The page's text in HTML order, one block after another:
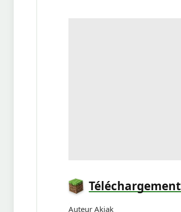
Téléchargement
Auteur Akiak